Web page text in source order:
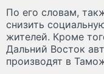
По его словам,
снизить
жителей. Кроме
Дальний Восток
производят в